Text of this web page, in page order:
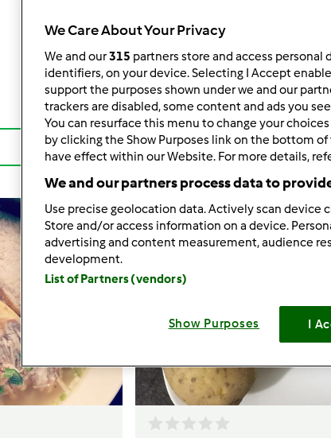
574wyniki dla:
Wyników na stronę:
12
Sortuj
Tytuł
We Care About Your Privacy
We and our315 partners store and access personal
identifiers, on your device. Selecting I Accept
support the purposes shown under we and our
trackers are disabled, some content and ads you
You can resurface this menu to change your
by clicking the Show Purposes link on the bottom of
have effect within our Website. For more details,
We and our partners process data to
Use precise geolocation data. Actively scan
Store and/or access information on a device.
advertising and content measurement, audience
development.
List of Partners (vendors)
Show Purposes I